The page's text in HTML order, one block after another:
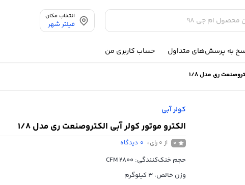
انتخاب مکان
فیلتر شهر
به پرسش‌های متداول حساب کاربری من
ری مدل 1/8
کولر آبی
الکترو موتور کولر آبی الکتروصنعت ری مدل 1/8
0 از 0 رای 0 دیدگاه
حجم خنک‌کنندگی: 2800 CFM
وزن خالص: 3 کیلوگرم